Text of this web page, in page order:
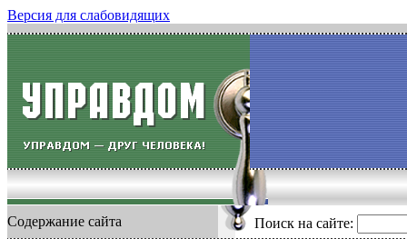
Версия для слабовидящих
Содержание сайта Поиск на сайте: